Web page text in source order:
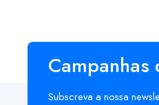
Campanhas
Subscreva a nossa